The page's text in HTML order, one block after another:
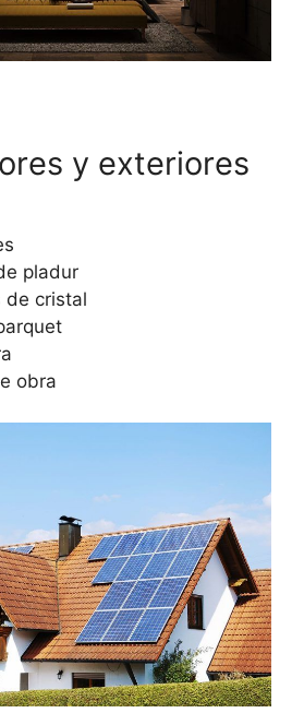
y exteriores
pladur
de cristal
obra